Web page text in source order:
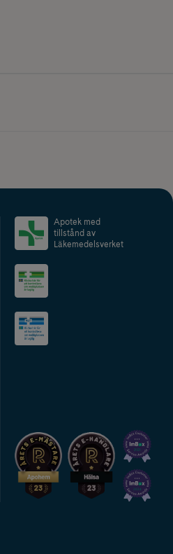
Apotek med
tillstånd av
Läkemedelsverket
2024